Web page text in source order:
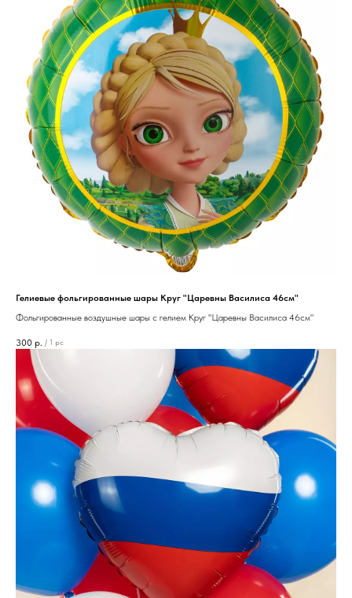
Гелиевые фольгированные шары Круг "Царевны Василиса 46см"
Фольгированные воздушные шары с гелием Круг "Царевны Василиса 46см"
300 р. / 1 pc